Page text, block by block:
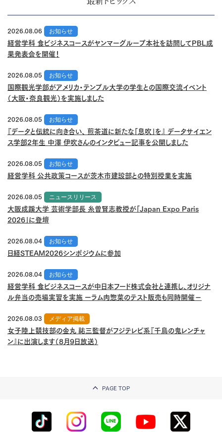
2026.08.06
お知らせ
経営学科 食ビジネスコースがヤンマーグループ本社を訪問してPBL成
果発表会を開催！
2026.08.05
お知らせ
国際観光学部がアメリカ・テンプル大学の学生との国際交流イベント
（大阪・奈良観光）を実施しました
2026.08.05
お知らせ
『データと伝統に向き合い、 煎茶道に新たな「息吹」を』 データサイエン
ス学部2年生 中澤 伊吹さんのインタビュー記事を公開しました
2026.08.05
お知らせ
経営学科 公共政策コースが茨木市建設部との特別授業を実施
2026.08.05
ニュースリリース
大阪成蹊大学 芸術学部長 糸曽賢志教授が「Japan Expo Paris
2026」に登壇
2026.08.04
お知らせ
日経STEAM2026シンポジウムに参加
2026.08.04
お知らせ
経営学科 食ビジネスコースが中日本フード株式会社と連携し、オリジナ
ル弁当の売場実習を実施 ーラム肉惣菜のテスト販売も同時開催－
2026.08.03
メディア掲載
女子陸上競技部の金丸 祐三監督がフジテレビ系『千鳥の鬼レンチャ
ン』に出演します（8月9日放送）
PAGE TOP